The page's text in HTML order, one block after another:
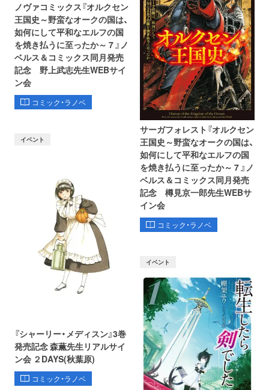
ノヴァコミックス『オルクセン
王国史～野蛮なオークの国は、
如何にして平和なエルフの国
を焼き払うに至ったか～ 7 』ノ
ベルス＆コミックス同月発売
記念 野上武志先生WEBサイ
ン会
コミック・ラノベ
サーガフォレスト『オルクセン
王国史～野蛮なオークの国は、
如何にして平和なエルフの国
を焼き払うに至ったか～ 7 』ノ
ベルス＆コミックス同月発売
記念 樽見京一郎先生WEBサ
イン会
コミック・ラノベ
イベント
『シャーリー・メディスン』3巻
発売記念 森薫先生リアルサイ
ン会 ２DAYS(秋葉原)
コミック・ラノベ
イベント